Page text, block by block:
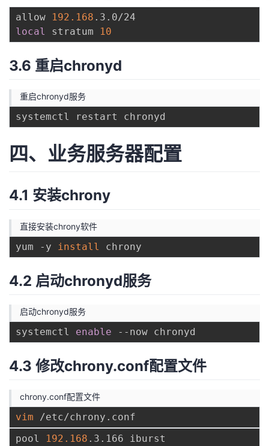
allow 192.168
local
stratum 10
3.6 重启chronyd
重启chronyd服务
四、业务服务器配置
4.1 安装chrony
直接安装chrony软件
yum -y install
4.2 启动chronyd服务
启动chronyd服务
systemctl enable
4.3 修改chrony.conf配置文件
chrony.conf配置文件
vim
pool
192.168